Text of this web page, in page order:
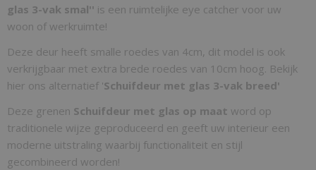
Netto gewicht
35,00 Kg
Bruto gewicht
35,00 Kg
glas 3-vak smal'' is een ruimtelijke eye catcher voor uw
woon of werkruimte!
Deze deur heeft smalle roedes van 4cm, dit model is ook
verkrijgbaar met extra brede roedes van 10cm hoog. Bekijk
hier ons alternatief 'Schuifdeur met glas 3-vak breed'
Deze grenen Schuifdeur met glas op maat word op
traditionele wijze geproduceerd en geeft uw interieur een
moderne uitstraling waarbij functionaliteit en stijl
gecombineerd worden!